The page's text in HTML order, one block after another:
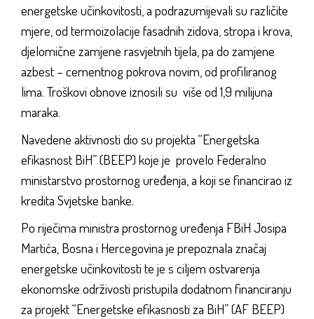
energetske učinkovitosti, a podrazumijevali su različite
mjere, od termoizolacije fasadnih zidova, stropa i krova,
djelomične zamjene rasvjetnih tijela, pa do zamjene
azbest – cementnog pokrova novim, od profiliranog
lima. Troškovi obnove iznosili su više od 1,9 milijuna
maraka.
Navedene aktivnosti dio su projekta “Energetska
efikasnost BiH” (BEEP) koje je provelo Federalno
ministarstvo prostornog uređenja, a koji se financirao iz
kredita Svjetske banke.
Po riječima ministra prostornog uređenja FBiH Josipa
Martića, Bosna i Hercegovina je prepoznala značaj
energetske učinkovitosti te je s ciljem ostvarenja
ekonomske održivosti pristupila dodatnom financiranju
za projekt “Energetske efikasnosti za BiH” (AF BEEP)